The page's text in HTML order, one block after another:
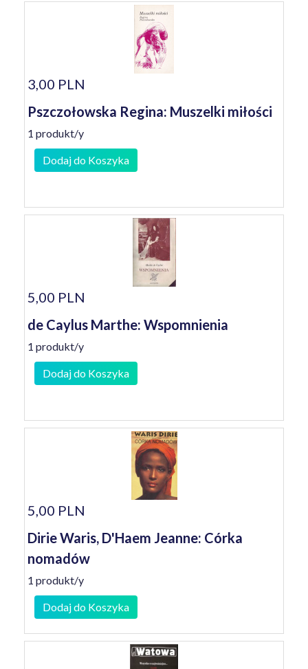
3,00 PLN
Pszczołowska Regina: Muszelki miłości
1 produkt/y
Dodaj do Koszyka
5,00 PLN
de Caylus Marthe: Wspomnienia
1 produkt/y
Dodaj do Koszyka
5,00 PLN
Dirie Waris, D'Haem Jeanne: Córka
nomadów
1 produkt/y
Dodaj do Koszyka